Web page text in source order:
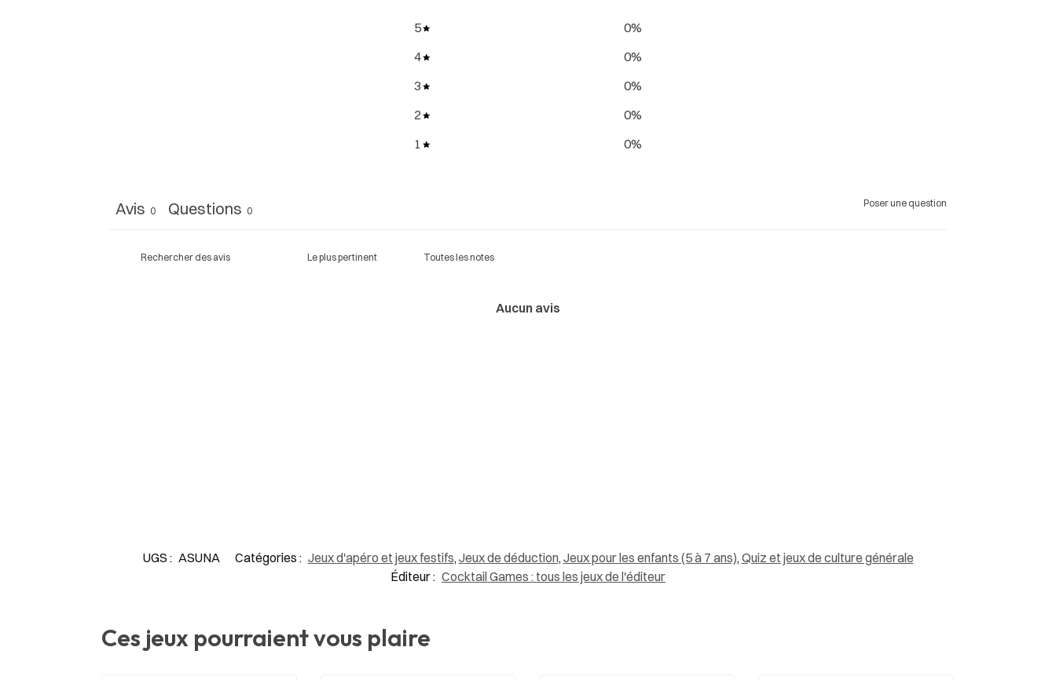
5 0%
4
0%
3
0%
2
0%
1
0%
Poser une question
Avis 0 Questions 0
Aucun avis
UGS : ASUNA Catégories : Jeux d'apéro et jeux festifs, Jeux de déduction, Jeux pour les enfants (5 à 7 ans), Quiz et jeux de culture générale
Éditeur : Cocktail Games : tous les jeux de l'éditeur
Ces jeux pourraient vous plaire